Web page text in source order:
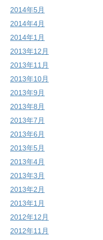
2014年5月
2014年4月
2014年1月
2013年12月
2013年11月
2013年10月
2013年9月
2013年8月
2013年7月
2013年6月
2013年5月
2013年4月
2013年3月
2013年2月
2013年1月
2012年12月
2012年11月